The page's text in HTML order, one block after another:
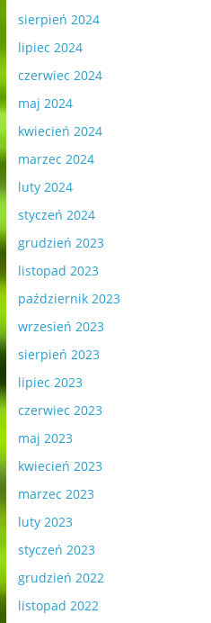
sierpień 2024
lipiec 2024
czerwiec 2024
maj 2024
kwiecień 2024
marzec 2024
luty 2024
styczeń 2024
grudzień 2023
listopad 2023
październik 2023
wrzesień 2023
sierpień 2023
lipiec 2023
czerwiec 2023
maj 2023
kwiecień 2023
marzec 2023
luty 2023
styczeń 2023
grudzień 2022
listopad 2022